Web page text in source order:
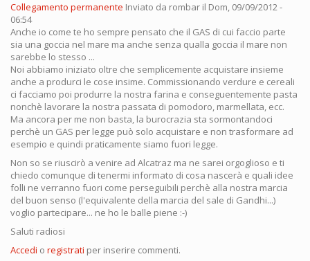
Collegamento permanente Inviato da rombar il Dom, 09/09/2012 -
06:54
Anche io come te ho sempre pensato che il GAS di cui faccio parte
sia una goccia nel mare ma anche senza qualla goccia il mare non
sarebbe lo stesso ...
Noi abbiamo iniziato oltre che semplicemente acquistare insieme
anche a produrci le cose insime. Commissionando verdure e cereali
ci facciamo poi produrre la nostra farina e conseguentemente pasta
nonchè lavorare la nostra passata di pomodoro, marmellata, ecc.
Ma ancora per me non basta, la burocrazia sta sormontandoci
perchè un GAS per legge può solo acquistare e non trasformare ad
esempio e quindi praticamente siamo fuori legge.
Non so se riuscirò a venire ad Alcatraz ma ne sarei orgoglioso e ti
chiedo comunque di tenermi informato di cosa nascerà e quali idee
folli ne verranno fuori come perseguibili perchè alla nostra marcia
del buon senso (l'equivalente della marcia del sale di Gandhi...)
voglio partecipare... ne ho le balle piene :-)
Saluti radiosi
Accedi o registrati per inserire commenti.